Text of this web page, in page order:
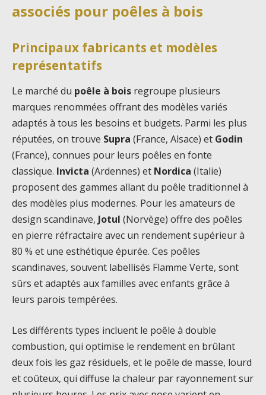
associés pour poêles à bois
Principaux fabricants et modèles
représentatifs
Le marché du poêle à bois regroupe plusieurs
marques renommées offrant des modèles variés
adaptés à tous les besoins et budgets. Parmi les plus
réputées, on trouve Supra (France, Alsace) et Godin
(France), connues pour leurs poêles en fonte
classique. Invicta (Ardennes) et Nordica (Italie)
proposent des gammes allant du poêle traditionnel à
des modèles plus modernes. Pour les amateurs de
design scandinave, Jotul (Norvège) offre des poêles
en pierre réfractaire avec un rendement supérieur à
80 % et une esthétique épurée. Ces poêles
scandinaves, souvent labellisés Flamme Verte, sont
sûrs et adaptés aux familles avec enfants grâce à
leurs parois tempérées.
Les différents types incluent le poêle à double
combustion, qui optimise le rendement en brûlant
deux fois les gaz résiduels, et le poêle de masse, lourd
et coûteux, qui diffuse la chaleur par rayonnement sur